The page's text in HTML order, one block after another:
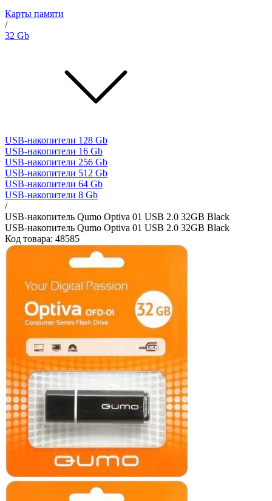
Карты памяти
/
32 Gb
USB-накопители 128 Gb
USB-накопители 16 Gb
USB-накопители 256 Gb
USB-накопители 512 Gb
USB-накопители 64 Gb
USB-накопители 8 Gb
/
USB-накопитель Qumo Optiva 01 USB 2.0 32GB Black
USB-накопитель Qumo Optiva 01 USB 2.0 32GB Black
Код товара: 48585